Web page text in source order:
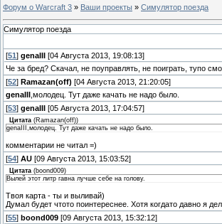
Форум о Warcraft 3 » Ваши проекты » Симулятор поезда
Симулятор поезда
[51 ] genaIII
[04 Августа 2013, 19:08:13]
Че за бред? Скачал, не поуправлять, не поиграть, тупо
[52] Ramazan(off) [04 Августа 2013, 21:20:05]
genaIII
,молодец. Тут даже качать не надо было.
[53] genaIII [05 Августа 2013, 17:04:57]
Цитата (Ramazan(off))
genaIII,молодец. Тут даже качать не надо было.
комментарии не читал =)
[54] AU [09 Августа 2013, 15:03:52]
Цитата (boond009)
Вылей этот литр гавна лучше себе на голову.
Твоя карта - ты и выливай)
Думал будет чтото поинтереснее. Хотя когдато давно я
[55] boond009 [09 Августа 2013, 15:32:12]